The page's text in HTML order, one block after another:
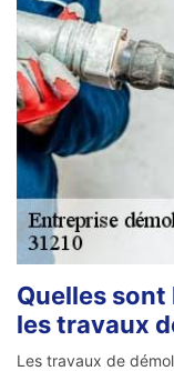
Quelles sont
les travaux
Les travaux de